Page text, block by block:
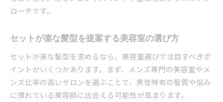
ローチです。
セットが楽な髪型を提案する美容室の選び方
セットが楽な髪型を求めるなら、美容室選びで注目すべきポ
イントがいくつかあります。まず、メンズ専門の美容室やメ
ンズ比率の高いサロンを選ぶことで、男性特有の髪質や悩み
に慣れている美容師に出会える可能性が高まります。